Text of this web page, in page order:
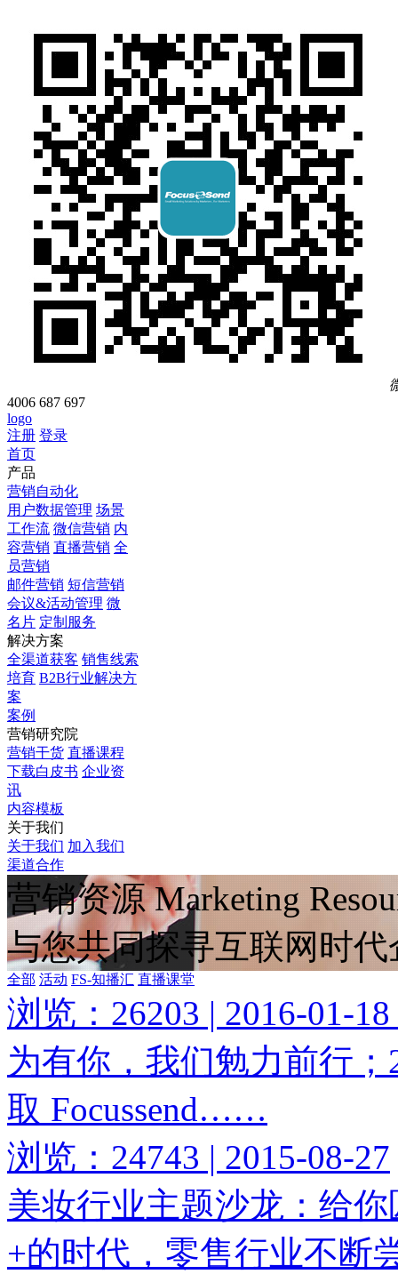
4006 687 697
logo
注册 登录
首页
产品
营销自动化
用户数据管理 场景
工作流 微信营销 内
容营销 直播营销 全
员营销
邮件营销 短信营销
会议&活动管理 微
名片 定制服务
解决方案
全渠道获客 销售线索
培育 B2B行业解决方
案
案例
营销研究院
营销干货 直播课程
下载白皮书 企业资
讯
内容模板
关于我们
关于我们 加入我们
渠道合作
营销资源 Marketing
与您共同探寻互联网时
全部 活动 FS-知播汇 直播课堂
浏览：26203 | 2016-01-18
为有你，我们勉力前行
取 Focussend……
浏览：24743 | 2015-08-27
美妆行业主题沙龙：给
+的时代，零售行业不断